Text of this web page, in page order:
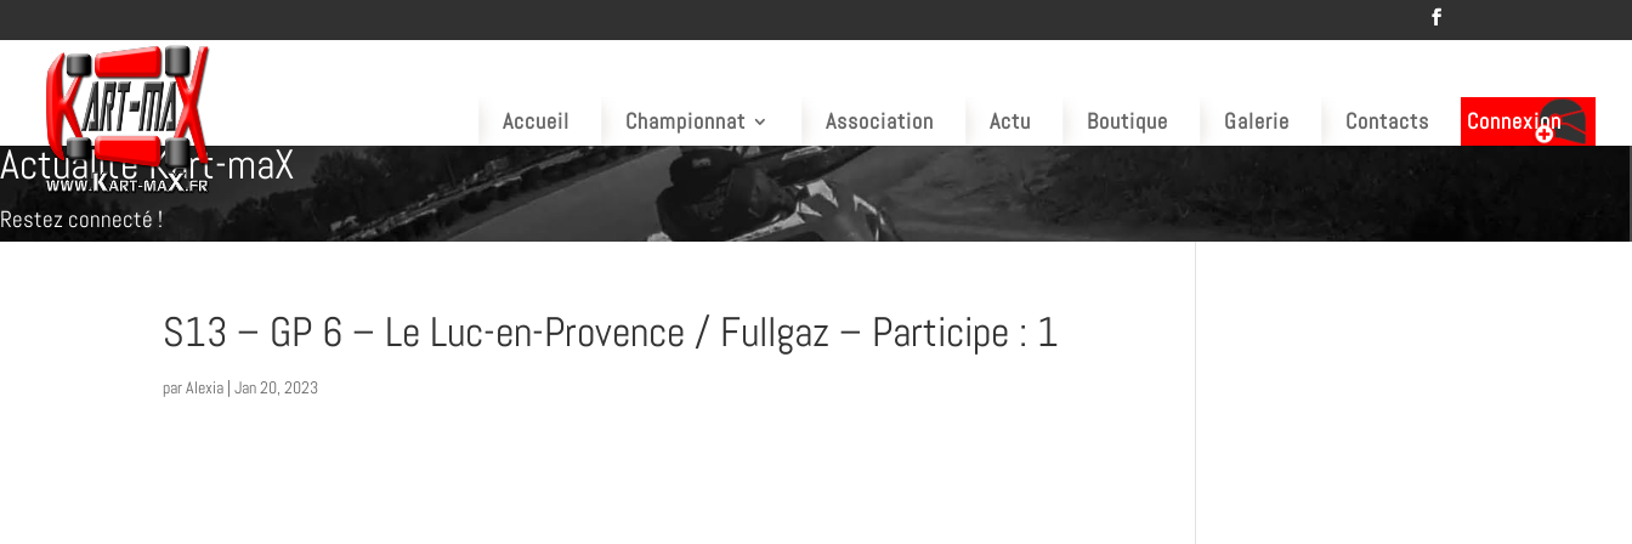
Accueil Championnat Association Actu Boutique Galerie Contacts Connexion
Actualité Kart-maX
Restez connecté !
S13 – GP 6 – Le Luc-en-Provence / Fullgaz – Participe : 1
parAlexia |Jan 20, 2023